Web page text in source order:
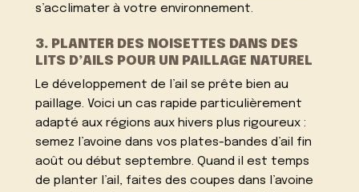
s’acclimater à votre environnement.
3. PLANTER DES NOISETTES DANS DES
LITS D’AILS POUR UN PAILLAGE NATUREL
Le développement de l’ail se prête bien au
paillage. Voici un cas rapide particulièrement
adapté aux régions aux hivers plus rigoureux :
semez l’avoine dans vos plates-bandes d’ail fin
août ou début septembre. Quand il est temps
de planter l’ail, faites des coupes dans l’avoine